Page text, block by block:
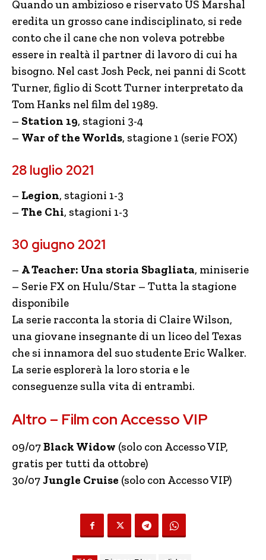
Quando un ambizioso e riservato US Marshal
eredita un grosso cane indisciplinato, si rede
conto che il cane che non voleva potrebbe
essere in realtà il partner di lavoro di cui ha
bisogno. Nel cast Josh Peck, nei panni di Scott
Turner, figlio di Scott Turner interpretato da
Tom Hanks nel film del 1989.
– Station 19, stagioni 3-4
– War of the Worlds, stagione 1 (serie FOX)
28 luglio 2021
– Legion, stagioni 1-3
– The Chi, stagioni 1-3
30 giugno 2021
– A Teacher: Una storia Sbagliata, miniserie
– Serie FX on Hulu/Star – Tutta la stagione
disponibile
La serie racconta la storia di Claire Wilson,
una giovane insegnante di un liceo del Texas
che si innamora del suo studente Eric Walker.
La serie esplorerà la loro storia e le
conseguenze sulla vita di entrambi.
Altro – Film con Accesso VIP
09/07Black Widow (solo con Accesso VIP,
gratis per tutti da ottobre)
30/07Jungle Cruise (solo con Accesso VIP)